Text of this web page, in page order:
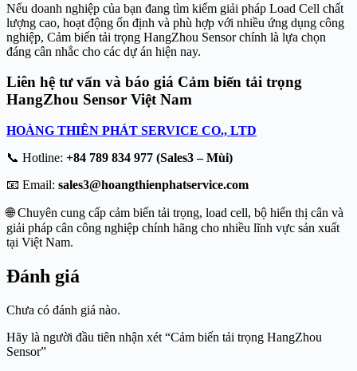
Nếu doanh nghiệp của bạn đang tìm kiếm giải pháp Load Cell chất
lượng cao, hoạt động ổn định và phù hợp với nhiều ứng dụng công
nghiệp, Cảm biến tải trọng HangZhou Sensor chính là lựa chọn
đáng cân nhắc cho các dự án hiện nay.
Liên hệ tư vấn và báo giá Cảm biến tải trọng
HangZhou Sensor Việt Nam
HOÀNG THIÊN PHÁT SERVICE CO., LTD
📞 Hotline: +84 789 834 977 (Sales3 – Mùi)
📧 Email: sales3@hoangthienphatservice.com
🌐 Chuyên cung cấp cảm biến tải trọng, load cell, bộ hiển thị cân và
giải pháp cân công nghiệp chính hãng cho nhiều lĩnh vực sản xuất
tại Việt Nam.
Đánh giá
Chưa có đánh giá nào.
Hãy là người đầu tiên nhận xét “Cảm biến tải trọng HangZhou
Sensor”